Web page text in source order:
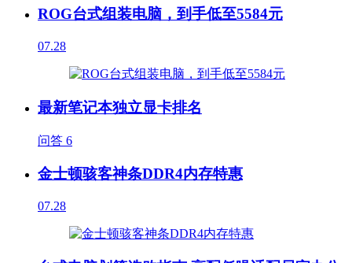
ROG台式组装电脑，到手低至5584元
07.28
最新笔记本独立显卡排名
问答 6
金士顿骇客神条DDR4内存特惠
07.28